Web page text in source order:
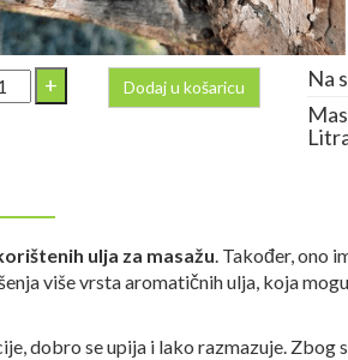
Dodaj u košaricu
Na
ulja za masažu. Također, ono
više vrsta aromatičnih ulja, koja
dobro se upija i lako razmazuje. Zbog